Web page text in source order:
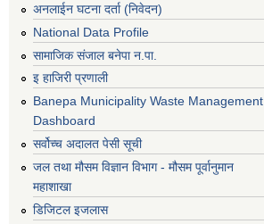
अनलाईन घटना दर्ता (निवेदन)
National Data Profile
सामाजिक संजाल बनेपा न.पा.
इ हाजिरी प्रणाली
Banepa Municipality Waste Management
Dashboard
सर्वोच्च अदालत पेसी सूची
जल तथा मौसम विज्ञान विभाग - मौसम पूर्वानुमान
महाशाखा
डिजिटल इजलास